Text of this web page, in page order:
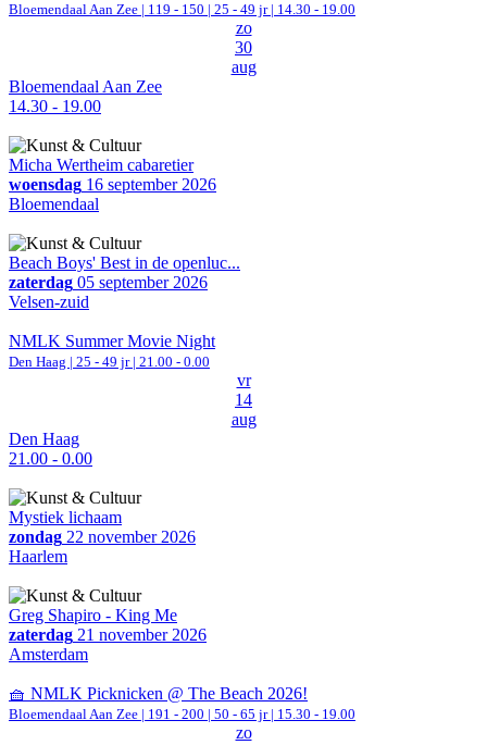
Bloemendaal Aan Zee | 119 - 150 | 25 - 49 jr | 14.30 - 19.00
zo
30
aug
Bloemendaal Aan Zee
14.30 - 19.00
Micha Wertheim cabaretier
woensdag 16 september 2026
Bloemendaal
Beach Boys' Best in de openluc...
zaterdag 05 september 2026
Velsen-zuid
NMLK Summer Movie Night
Den Haag | 25 - 49 jr | 21.00 - 0.00
vr
14
aug
Den Haag
21.00 - 0.00
Mystiek lichaam
zondag 22 november 2026
Haarlem
Greg Shapiro - King Me
zaterdag 21 november 2026
Amsterdam
🧺 NMLK Picknicken @ The Beach 2026!
Bloemendaal Aan Zee | 191 - 200 | 50 - 65 jr | 15.30 - 19.00
zo